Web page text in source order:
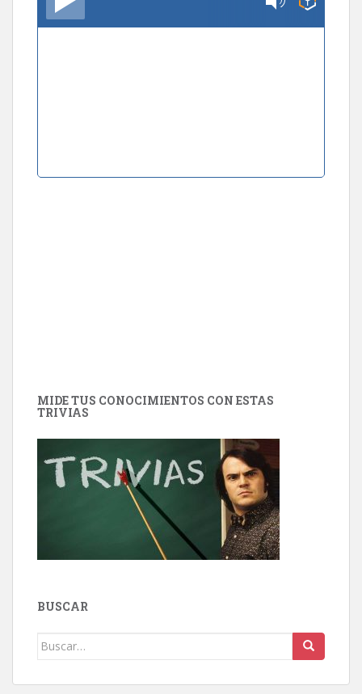
MIDE TUS CONOCIMIENTOS CON ESTAS
TRIVIAS
BUSCAR
Buscar: